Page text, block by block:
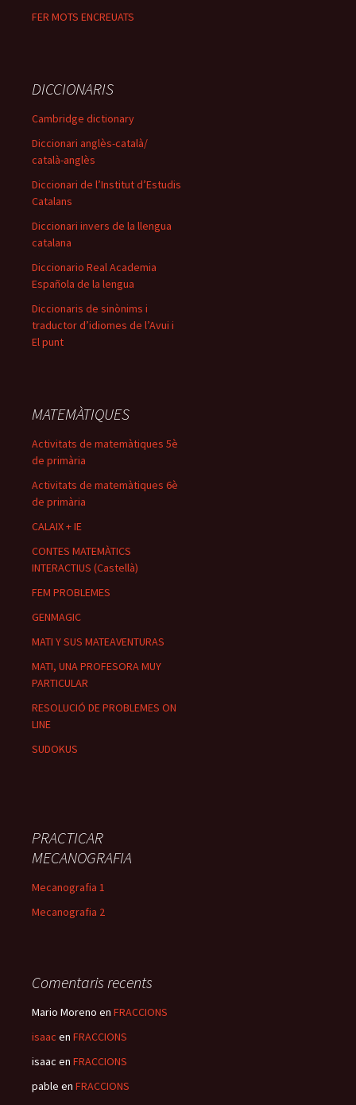
FER MOTS ENCREUATS
DICCIONARIS
Cambridge dictionary
Diccionari anglès-català/
català-anglès
Diccionari de l’Institut d’Estudis
Catalans
Diccionari invers de la llengua
catalana
Diccionario Real Academia
Española de la lengua
Diccionaris de sinònims i
traductor d’idiomes de l’Avui i
El punt
MATEMÀTIQUES
Activitats de matemàtiques 5è
de primària
Activitats de matemàtiques 6è
de primària
CALAIX + IE
CONTES MATEMÀTICS
INTERACTIUS (Castellà)
FEM PROBLEMES
GENMAGIC
MATI Y SUS MATEAVENTURAS
MATI, UNA PROFESORA MUY
PARTICULAR
RESOLUCIÓ DE PROBLEMES ON
LINE
SUDOKUS
PRACTICAR
MECANOGRAFIA
Mecanografia 1
Mecanografia 2
Comentaris recents
Mario Moreno en FRACCIONS
isaac en FRACCIONS
isaac en FRACCIONS
pable en FRACCIONS